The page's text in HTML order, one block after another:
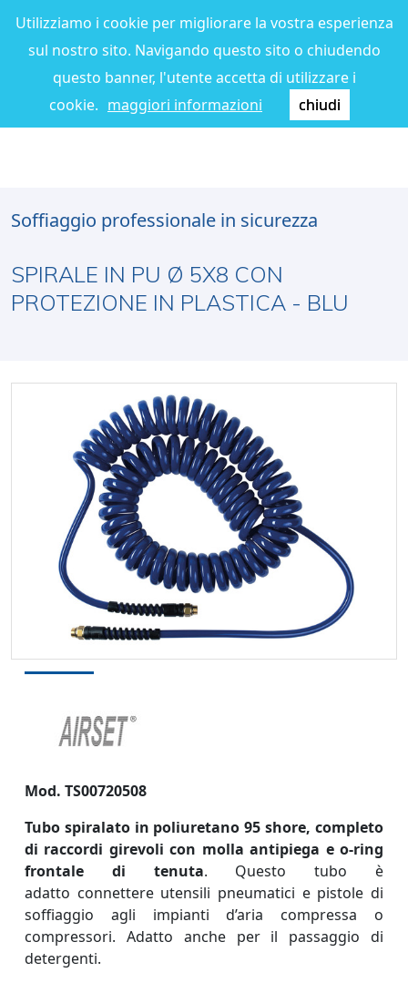
Utilizziamo i cookie per migliorare la vostra esperienza
sul nostro sito. Navigando questo sito o chiudendo
questo banner, l'utente accetta di utilizzare i
cookie. maggiori informazioni chiudi
Soffiaggio professionale in sicurezza
SPIRALE IN PU Ø 5X8 CON
PROTEZIONE IN PLASTICA - BLU
Mod. TS00720508
Tubo spiralato in poliuretano 95 shore, completo
di raccordi girevoli con molla antipiega e o-ring
frontale di tenuta. Questo tubo è
adatto connettere utensili pneumatici e pistole di
soffiaggio agli impianti d’aria compressa o
compressori. Adatto anche per il passaggio di
detergenti.